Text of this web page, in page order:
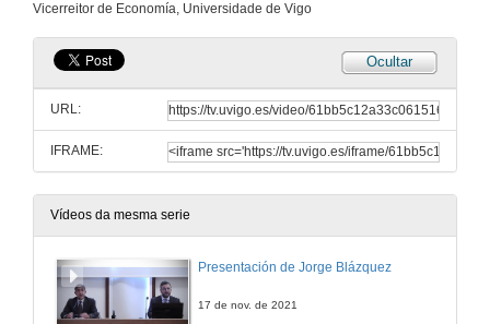
Vicerreitor de Economía, Universidade de Vigo
Ocultar
URL:
IFRAME:
Vídeos da mesma serie
Presentación de Jorge Blázquez
17 de nov. de 2021